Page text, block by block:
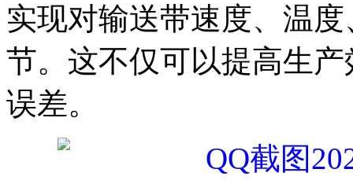
实现对输送带速度、温
节。这不仅可以提高生
误差。